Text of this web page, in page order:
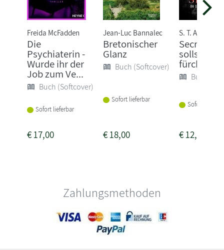
Freida McFadden
Die
Psychiaterin -
Wurde ihr der
Job zum Ve...
Buch (Softcover)
Sofort lieferbar
€17,00
Jean-Luc Bannalec
Bretonischer
Glanz
Buch (Softcover)
Sofort lieferbar
€18,00
S. T. Abby
Secret -
sollst
fürchten
Buch
Sofort
€12,00
Zahlungsmethoden